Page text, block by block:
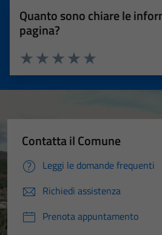
Quanto sono chiare le
pagina?
Valuta 5 stelle su 5
Valuta 4 stelle su 5
Valuta 3 stelle su 5
Valuta 2 stelle su 5
Valuta 1 stelle su 5
Contatta il Comune
Leggi le domande frequenti
Richiedi assistenza
Prenota appuntamento